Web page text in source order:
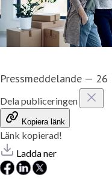
Pressmeddelande — 26
Dela publiceringen
Kopiera länk
Länk kopierad!
Ladda ner